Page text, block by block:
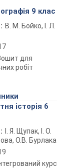
9 клас
В. М. Бойко, І. Л.
для
робіт
історія 6
І. Я. Щупак, І. О.
О.В. Бурлака
курс